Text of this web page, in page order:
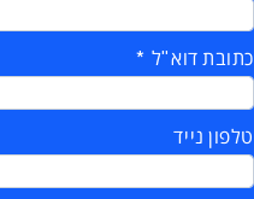
כתובת דוא"ל
טלפון נייד